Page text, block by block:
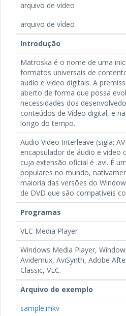
arquivo de vídeo
arquivo de vídeo
Introdução
Matroska é o nome de uma
formatos universais de
audio e video digitais. A
aberto de forma que possa
necessidades dos
conteúdos de Vídeo digital, e
longo do tempo.
Audio Video Interleave (sigla:
encapsulador de áudio e vídeo
cuja extensão oficial é .avi. É
populares no mundo,
maioria das versões do
de DVD que são compatíveis
Programas
VLC Media Player
Windows Media Player,
Avidemux, AviSynth, Adobe
Classic, VLC.
Arquivo de exemplo
sample.mkv